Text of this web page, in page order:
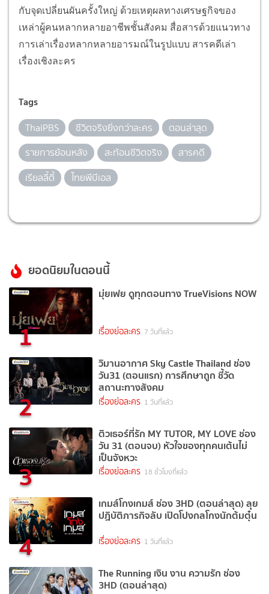
กับจุดเปลี่ยนผันครั้งใหญ่ ด้วยเหตุผลทางเศรษฐกิจของ
เหล่าผู้คนหลากหลายอาชีพชั้นสังคม สื่อสารด้วยแนวทาง
การเล่าเรื่องหลากหลายอารมณ์ในรูปแบบ สารคดีเล่า
เรื่องเชิงละคร
Tags
ThaiPBS ชีวิตจริงยิ่งกว่าละคร
ตอนล่าสุด
รายการย้อนหลัง
สะท้อนชีวิตจริง
สารคดี
เรียลลี้ตี้
ไทยพีบีเอส
ยอดนิยมในตอนนี้
1
มุ่ยเฟย ดูทุกตอนทาง TrueVisions NOW
เรื่องย่อละคร 7 วันที่แล้ว
2
วิมานอากาศ Sky Castle Thailand ช่อง
วัน31 (ตอนแรก) การศึกษาถูก ชี้วัด
สถานะทางสังคม
เรื่องย่อละคร 1 วันที่แล้ว
3
ติวเธอร์ที่รัก MY TUTOR, MY LOVE ช่อง
วัน 31 (ตอนจบ) หัวใจของทุกคนเต้นไม่
เป็นจังหวะ
เรื่องย่อละคร 18 ชั่วโมงที่แล้ว
4
เกมส์โกงเกมส์ ช่อง 3HD (ตอนล่าสุด) ลุย
ปฏิบัติภารกิจลับ เปิดโปงกลโกงนักต้มตุ๋น
เรื่องย่อละคร 1 วันที่แล้ว
The Running เงิน งาน ความรัก ช่อง
3HD (ตอนล่าสุด)